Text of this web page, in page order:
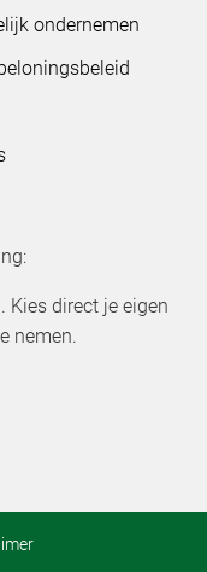
ondernemen
Kies direct je eigen
nemen.